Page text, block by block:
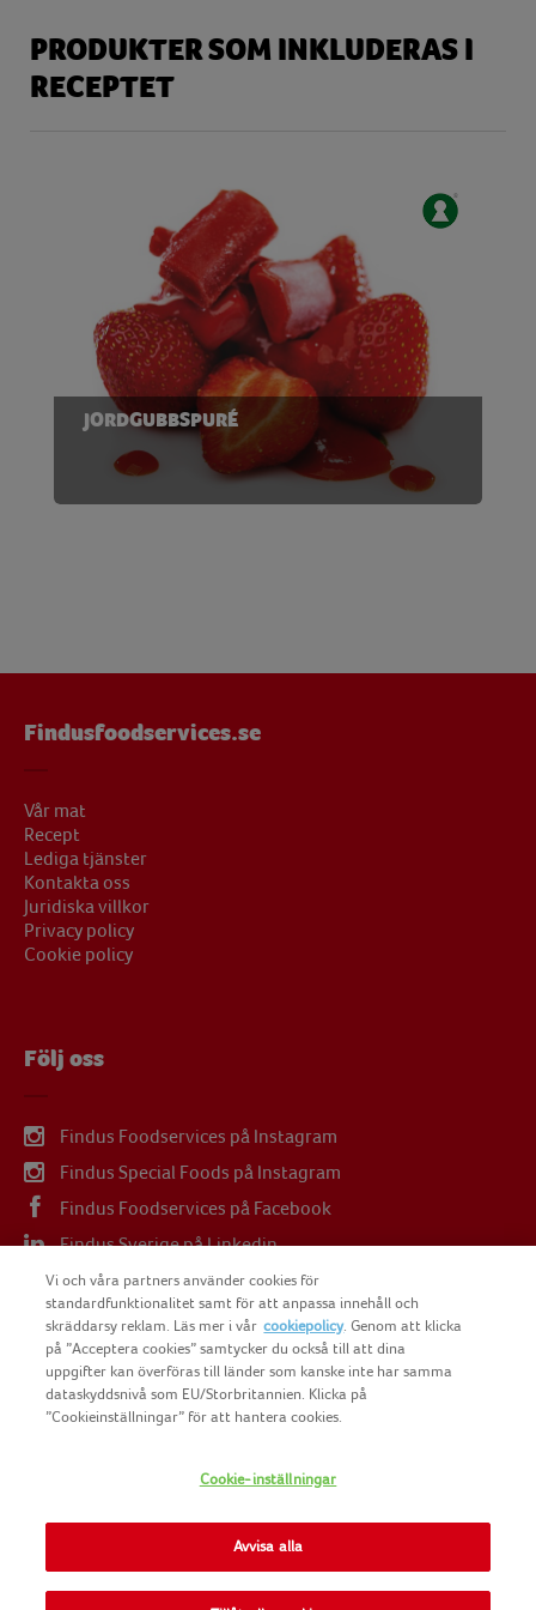
PRODUKTER SOM INKLUDERAS I
RECEPTET
JORDGUBBSPURÉ
Findusfoodservices.se
Vår mat
Recept
Lediga tjänster
Kontakta oss
Juridiska villkor
Privacy policy
Cookie policy
Följ oss
Findus Foodservices på Instagram
Findus Special Foods på Instagram
Findus Foodservices på Facebook
Findus Sverige på Linkedin
Findus Sverige på Youtube
COPYRIGHT FINDUS SVERIGE AB 2025
FINDUS
NOMAD FOODS
Vi och våra partners använder cookies för
standardfunktionalitet samt för att anpassa innehåll och
skräddarsy reklam. Läs mer i vår cookiepolicy. Genom att klicka
på ”Acceptera cookies” samtycker du också till att dina
uppgifter kan överföras till länder som kanske inte har samma
dataskyddsnivå som EU/Storbritannien. Klicka på
”Cookieinställningar” för att hantera cookies.
Cookie-inställningar
Avvisa alla